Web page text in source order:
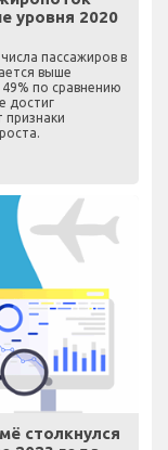
уровня 2020
пассажиров в
выше
по сравнению
достиг
признаки
столкнулся